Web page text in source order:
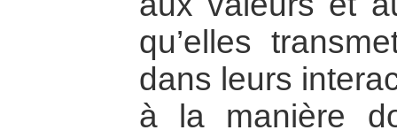
qu’elles
dans leurs
à la manière